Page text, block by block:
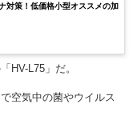
対策！低価格小型オススメの加
HV-L75」だ。
空気中の菌やウイルス